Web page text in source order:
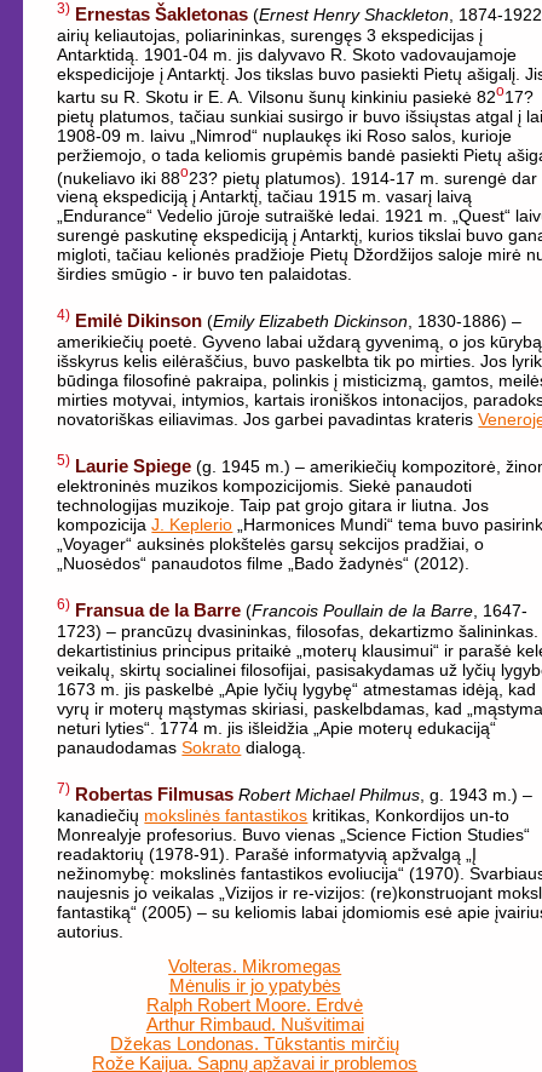
3) Ernestas Šakletonas (Ernest Henry Shackleton , 1874-
airių keliautojas, poliarininkas, surengęs 3 ekspedicijas į
Antarktidą. 1901-04 m. jis dalyvavo R. Skoto vadovaujamoje
ekspedicijoje į Antarktį. Jos tikslas buvo pasiekti Pietų ašigalį.
kartu su R. Skotu ir E. A. Vilsonu šunų kinkiniu pasiekė 82o17?
pietų platumos, tačiau sunkiai susirgo ir buvo išsiųstas atgal į
1908-09 m. laivu „Nimrod“ nuplaukęs iki Roso salos, kurioje
peržiemojo, o tada keliomis grupėmis bandė pasiekti Pietų
(nukeliavo iki 88o23? pietų platumos). 1914-17 m. surengė dar
vieną ekspediciją į Antarktį, tačiau 1915 m. vasarį laivą
„Endurance“ Vedelio jūroje sutraiškė ledai. 1921 m. „Quest“
surengė paskutinę ekspediciją į Antarktį, kurios tikslai buvo
migloti, tačiau kelionės pradžioje Pietų Džordžijos saloje mirė
širdies smūgio - ir buvo ten palaidotas.
4) Emilė Dikinson (Emily Elizabeth Dickinson , 1830-1886) –
amerikiečių poetė. Gyveno labai uždarą gyvenimą, o jos
išskyrus kelis eilėraščius, buvo paskelbta tik po mirties. Jos
būdinga filosofinė pakraipa, polinkis į misticizmą, gamtos,
mirties motyvai, intymios, kartais ironiškos intonacijos,
novatoriškas eiliavimas. Jos garbei pavadintas krateris
5) Laurie Spiege (g. 1945 m.) – amerikiečių kompozitorė,
elektroninės muzikos kompozicijomis. Siekė panaudoti
technologijas muzikoje. Taip pat grojo gitara ir liutna. Jos
kompozicijaJ. Keplerio „Harmonices Mundi“ tema buvo
„Voyager“ auksinės plokštelės garsų sekcijos pradžiai, o
„Nuosėdos“ panaudotos filme „Bado žadynės“ (2012).
6) Fransua de la Barre (Francois Poullain de la Barre , 1647-
1723) – prancūzų dvasininkas, filosofas, dekartizmo šalininkas.
dekartistinius principus pritaikė „moterų klausimui“ ir parašė
veikalų, skirtų socialinei filosofijai, pasisakydamas už lyčių
1673 m. jis paskelbė „Apie lyčių lygybę“ atmestamas idėją, kad
vyrų ir moterų mąstymas skiriasi, paskelbdamas, kad
neturi lyties“. 1774 m. jis išleidžia „Apie moterų edukaciją“
panaudodamasSokrato dialogą.
7) Robertas Filmusas Robert Michael Philmus , g. 1943 m.) –
kanadiečių mokslinės fantastikos kritikas, Konkordijos un-to
Monrealyje profesorius. Buvo vienas „Science Fiction Studies“
readaktorių (1978-91). Parašė informatyvią apžvalgą „Į
nežinomybę: mokslinės fantastikos evoliucija“ (1970).
naujesnis jo veikalas „Vizijos ir re-vizijos: (re)konstruojant
fantastiką“ (2005) – su keliomis labai įdomiomis esė apie
autorius.
Volteras. Mikromegas
Mėnulis ir jo ypatybės
Ralph Robert Moore. Erdvė
Arthur Rimbaud. Nušvitimai
Džekas Londonas. Tūkstantis mirčių
Rože Kaijua. Sapnų apžavai ir problemos